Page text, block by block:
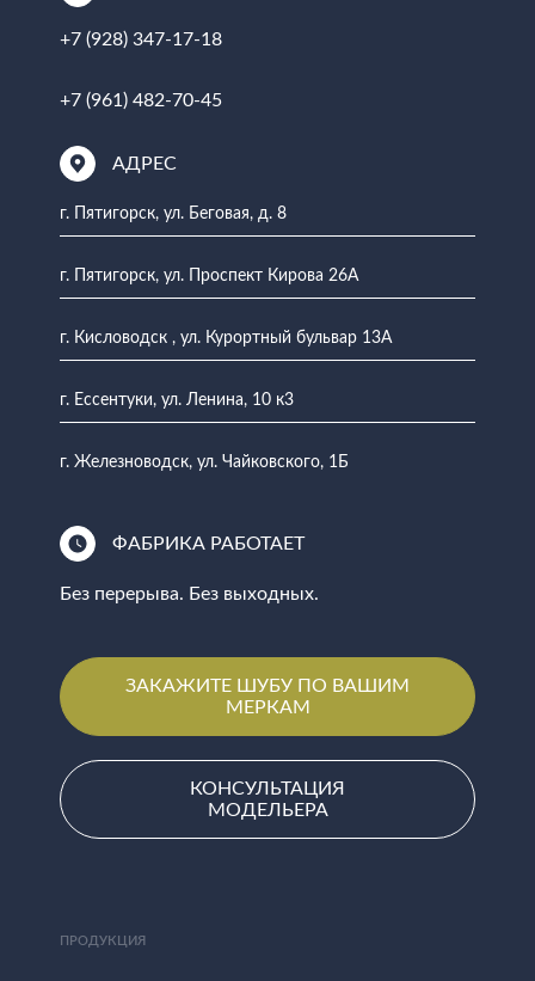
+7 (928) 347-17-18
+7 (961) 482-70-45
АДРЕС
г. Пятигорск, ул. Беговая, д. 8
г. Пятигорск, ул. Проспект Кирова 26А
г. Кисловодск , ул. Курортный бульвар 13А
г. Ессентуки, ул. Ленина, 10 к3
г. Железноводск, ул. Чайковского, 1Б
ФАБРИКА РАБОТАЕТ
Без перерыва. Без выходных.
ЗАКАЖИТЕ ШУБУ ПО ВАШИМ
МЕРКАМ
КОНСУЛЬТАЦИЯ
МОДЕЛЬЕРА
ПРОДУКЦИЯ